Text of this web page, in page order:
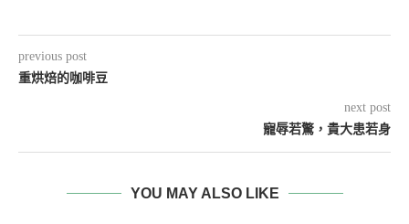
previous post
重烘焙的咖啡豆
next post
寵辱若驚，貴大患若身
YOU MAY ALSO LIKE